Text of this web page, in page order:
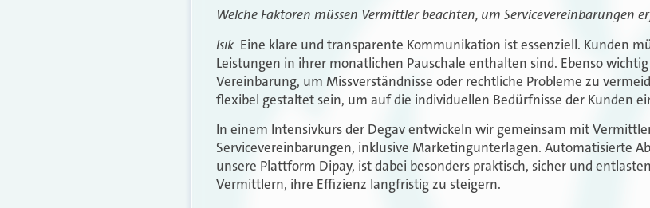
Welche Faktoren müssen Vermittler beachten, um Servicevereinbarungen
Isik: Eine klare und transparente Kommunikation ist essenziell. Kunden
Leistungen in ihrer monatlichen Pauschale enthalten sind. Ebenso
Vereinbarung, um Missverständnisse oder rechtliche Probleme zu
flexibel gestaltet sein, um auf die individuellen Bedürfnisse der Kunden
In einem Intensivkurs der Degav entwickeln wir gemeinsam mit
Servicevereinbarungen, inklusive Marketingunterlagen. Automatisierte
unsere Plattform Dipay, ist dabei besonders praktisch, sicher und
Vermittlern, ihre Effizienz langfristig zu steigern.